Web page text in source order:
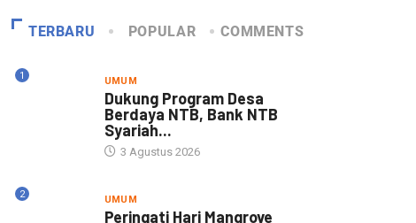
TERBARU POPULAR COMMENTS
1 UMUM
Dukung Program Desa
Berdaya NTB, Bank NTB
Syariah...
3 Agustus 2026
2 UMUM
Peringati Hari Mangrove